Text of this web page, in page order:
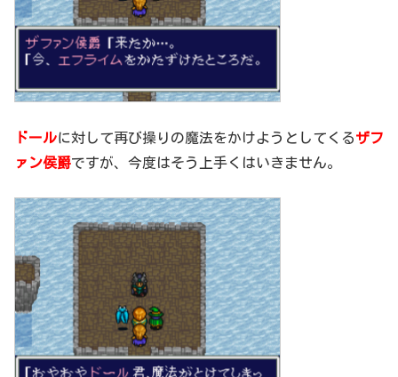
ドールに対して再び操りの魔法をかけようとしてくるザフ
ァン侯爵ですが、今度はそう上手くはいきません。